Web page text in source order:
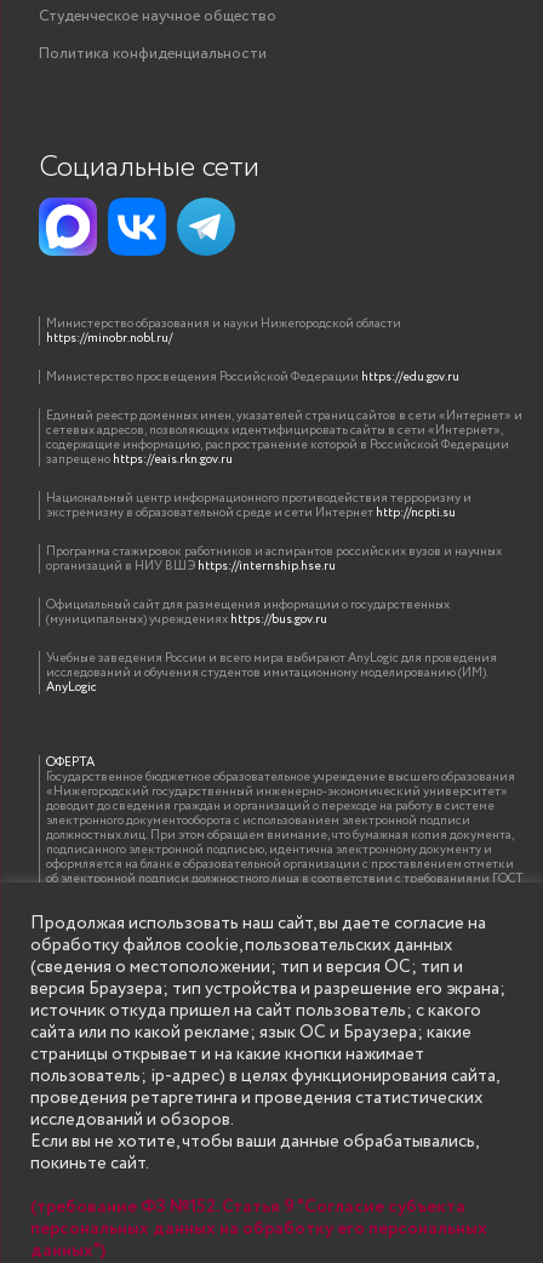
Студенческое научное общество
Политика конфиденциальности
Социальные сети
Министерство образования и науки Нижегородской области
https://minobr.nobl.ru/
Министерство просвещения Российской Федерации https://edu.gov.ru
Единый реестр доменных имен, указателей страниц сайтов в сети «Интернет» и
сетевых адресов, позволяющих идентифицировать сайты в сети «Интернет»,
содержащие информацию, распространение которой в Российской Федерации
запрещеноhttps://eais.rkn.gov.ru
Национальный центр информационного противодействия терроризму и
экстремизму в образовательной среде и сети Интернетhttp://ncpti.su
Программа стажировок работников и аспирантов российских вузов и научных
организаций в НИУ ВШЭhttps://internship.hse.ru
Официальный сайт для размещения информации о государственных
(муниципальных) учрежденияхhttps://bus.gov.ru
Учебные заведения России и всего мира выбирают AnyLogic для проведения
исследований и обучения студентов имитационному моделированию (ИМ).
AnyLogic
ОФЕРТА
Государственное бюджетное образовательное учреждение высшего образования
«Нижегородский государственный инженерно-экономический университет»
доводит до сведения граждан и организаций о переходе на работу в системе
электронного документооборота с использованием электронной подписи
должностных лиц. При этом обращаем внимание, что бумажная копия документа,
подписанного электронной подписью, идентична электронному документу и
оформляется на бланке образовательной организации с проставлением отметки
об электронной подписи должностного лица в соответствии с требованиями ГОСТ
ИНФОРМАЦИЯ ДЛЯ ПРАВООБЛАДАТЕЛЕЙ
Все права на аудио и видео материалы, представленные на нашем сайте
принадлежат их законным владельцам и предназначены только для ознакомления.
Наличие материалов на сайте никаким образом не претендует на обозначение
нашего авторского права на данные материалы. Авторы не несут ответственности
за возможные последствия использования их в целях, запрещенных Уголовным
Кодексом Российской Федерации. Если вы соглашаетесь с указанными
условиями, то можете приступить к просмотру материалов. Иначе вы должны
немедленно покинуть сайт. Все материалы, размещенные на сайте, взяты с
открытых (общедоступных) источников. Если Вы являетесь правообладателем
какого-либо материала, размещённого на этом сайте, и не хотели бы чтобы данная
информация распространялась без Вашего на то согласия, то мы будем рады
оказать Вам содействие, удалив соответствующие страницы. Для этого достаточно,
чтобы вы прислали нам письмо (в электронном виде) с E-mail официального
страницы сайта, которые необходимо удалить.
Продолжая использовать наш сайт, вы даете согласие на
обработку файлов cookie, пользовательских данных
(сведения о местоположении; тип и версия ОС; тип и
версия Браузера; тип устройства и разрешение его экрана;
источник откуда пришел на сайт пользователь; с какого
сайта или по какой рекламе; язык ОС и Браузера; какие
страницы открывает и на какие кнопки нажимает
пользователь; ip-адрес) в целях функционирования сайта,
проведения ретаргетинга и проведения статистических
исследований и обзоров.
Если вы не хотите, чтобы ваши данные обрабатывались,
покиньте сайт.
(требование ФЗ №152. Статья 9 "Согласие субъекта
персональных данных на обработку его персональных
данных")